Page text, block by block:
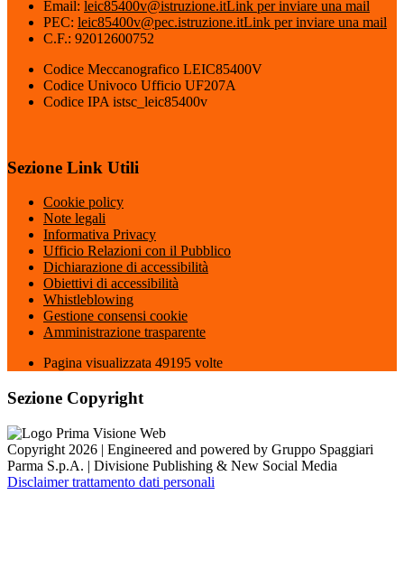
Email: leic85400v@istruzione.itLink per inviare una mail
PEC: leic85400v@pec.istruzione.itLink per inviare una mail
C.F.: 92012600752
Codice Meccanografico LEIC85400V
Codice Univoco Ufficio UF207A
Codice IPA istsc_leic85400v
Sezione Link Utili
Cookie policy
Note legali
Informativa Privacy
Ufficio Relazioni con il Pubblico
Dichiarazione di accessibilità
Obiettivi di accessibilità
Whistleblowing
Gestione consensi cookie
Amministrazione trasparente
Pagina visualizzata 49195 volte
Sezione Copyright
Copyright 2026 | Engineered and powered by Gruppo Spaggiari
Parma S.p.A. | Divisione Publishing & New Social Media
Disclaimer trattamento dati personali